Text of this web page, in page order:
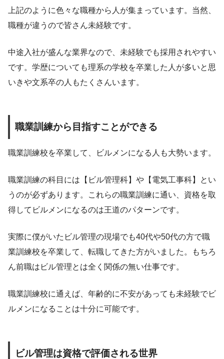
上記のように色々な職種から人が集まっています。当然、
職種が違うので皆さん未経験です。
中途入社が盛んな業界なので、未経験でも採用されやすい
です。学歴についても理系の学校を卒業した人が多いと思
いきや文系卒の人もたくさんいます。
職業訓練から目指すことができる
職業訓練校を卒業して、ビルメンになる人も大勢います。
職業訓練の科目には【ビル管理科】や【電気工事科】とい
うのが必ずあります。これらの職業訓練に通い、資格を取
得してビルメンになるのは王道のパターンです。
実際に僕がいたビル管理の現場でも40代や50代の方で職
業訓練校を卒業して、転職してきた方がいました。もちろ
ん前職はビル管理とは全く関係の無い仕事です。
職業訓練校に通えば、年齢的に不安があっても未経験でビ
ルメンになることは十分に可能です。
ビル管理は資格で評価される世界